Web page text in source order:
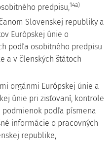
predpisu,14a)
Slovenskej republiky a
Európskej únie o
podľa osobitného predpisu
a v členských štátoch
orgánmi Európskej únie a
únie pri zisťovaní, kontrole
podľa písmena
informácie o pracovných
republike,